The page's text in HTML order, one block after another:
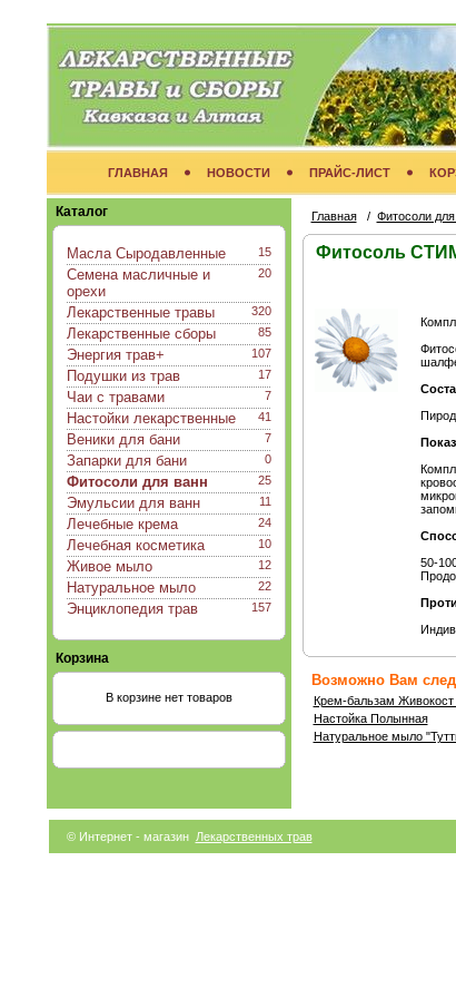
ГЛАВНАЯ НОВОСТИ ПРАЙС-ЛИСТ
Каталог
15
Масла Сыродавленные
20
Семена масличные и
орехи
320
Лекарственные травы
85
Лекарственные сборы
107
Энергия трав+
17
Подушки из трав
7
Чаи с травами
41
Настойки лекарственные
7
Веники для бани
0
Запарки для бани
25
Фитосоли для ванн
11
Эмульсии для ванн
24
Лечебные крема
10
Лечебная косметика
12
Живое мыло
22
Натуральное мыло
157
Энциклопедия трав
Корзина
В корзине нет товаров
Главная/ Фитосоли
Фитосоль
50-
Возможно Вам
Крем-бальзам
Настойка Полынная
Натуральное мыло
© Интернет - магазин Лекарственных трав